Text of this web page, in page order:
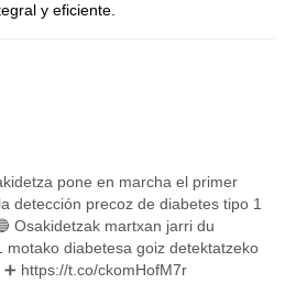
y eficiente.